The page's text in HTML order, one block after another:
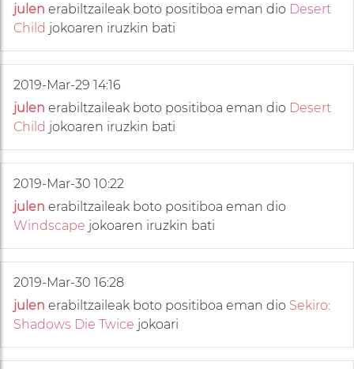
julen erabiltzaileak boto positiboa eman dio Desert
Child jokoaren iruzkin bati
2019-Mar-29 14:16
julen erabiltzaileak boto positiboa eman dio Desert
Child jokoaren iruzkin bati
2019-Mar-30 10:22
julen erabiltzaileak boto positiboa eman dio
Windscape jokoaren iruzkin bati
2019-Mar-30 16:28
julen erabiltzaileak boto positiboa eman dio Sekiro:
Shadows Die Twice jokoari